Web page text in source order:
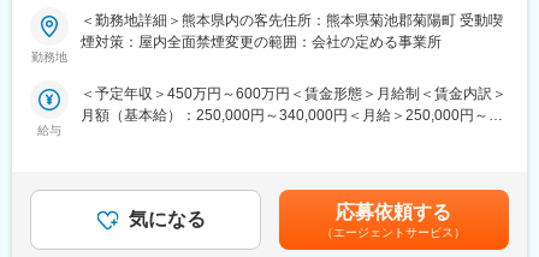
■チームリーダーのミッション：
プレイングマネージャーとしてリーダーシップを発揮しながら、
ただきます。
■就業環境：
年間休日120日、残業は全社平均10時間程度/月と少なめなので、
るため研修体制も手厚いです！
ものづくりの最前線で、あなたの技術が未来を動かします。
半導体デバイス工場にて半導体製造装置の保守メンテナンスをお
任せします。工場常駐勤務となりますので出張はありません。
・半導体製造装置のトラブル対応（チョコ停、装置動作停止）
・製品品質向上サポート実施（半導体ウエハの品質管理）
勤務地
＜勤務地詳細＞熊本県内の客先住所：熊本県菊池郡菊陽町 受動喫
煙対策：屋内全面禁煙変更の範囲：会社の定める事業所
給与
＜予定年収＞450万円～600万円＜賃金形態＞月給制＜賃金内訳＞
月額（基本給）：250,000円～340,000円＜月給＞250,000円～
通じて上下する可能性があります。月給(月額)は固定手当を含めた
表記です。気になる 応募依頼する
（エージェントサービス）